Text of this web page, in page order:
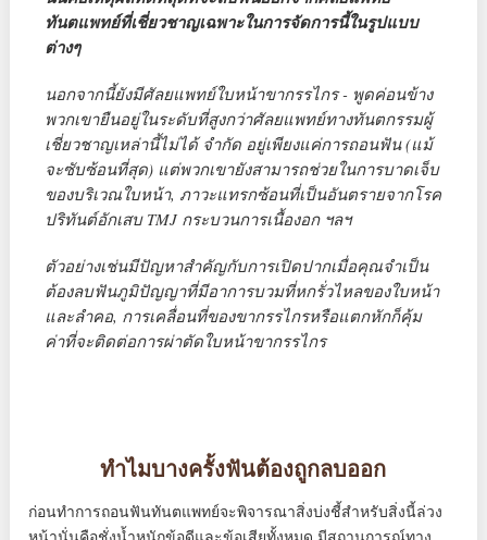
ทันตแพทย์ที่เชี่ยวชาญเฉพาะในการจัดการนี้ในรูปแบบ
ต่างๆ
นอกจากนี้ยังมีศัลยแพทย์ใบหน้าขากรรไกร - พูดค่อนข้าง
พวกเขายืนอยู่ในระดับที่สูงกว่าศัลยแพทย์ทางทันตกรรมผู้
เชี่ยวชาญเหล่านี้ไม่ได้ จำกัด อยู่เพียงแค่การถอนฟัน (แม้
จะซับซ้อนที่สุด) แต่พวกเขายังสามารถช่วยในการบาดเจ็บ
ของบริเวณใบหน้า, ภาวะแทรกซ้อนที่เป็นอันตรายจากโรค
ปริทันต์อักเสบ TMJ กระบวนการเนื้องอก ฯลฯ
ตัวอย่างเช่นมีปัญหาสำคัญกับการเปิดปากเมื่อคุณจำเป็น
ต้องลบฟันภูมิปัญญาที่มีอาการบวมที่หกรั่วไหลของใบหน้า
และลำคอ, การเคลื่อนที่ของขากรรไกรหรือแตกหักก็คุ้ม
ค่าที่จะติดต่อการผ่าตัดใบหน้าขากรรไกร
ทำไมบางครั้งฟันต้องถูกลบออก
ก่อนทำการถอนฟันทันตแพทย์จะพิจารณาสิ่งบ่งชี้สำหรับสิ่งนี้ล่วง